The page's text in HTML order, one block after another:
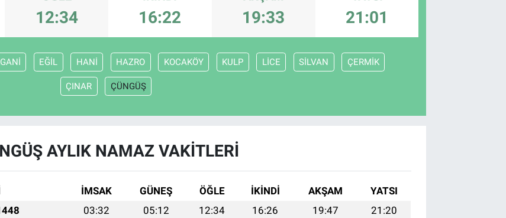
12:34 16:22 19:33 21:01
EĞİL HANİ HAZRO KOCAKÖY KULP LİCE SİLVAN ÇERMİK
ÇINAR ÇÜNGÜŞ
AYLIK NAMAZ VAKITLERI
İMSAK GÜNEŞ ÖĞLE İKINDI AKŞAM
YATSI
03:32 05:12 12:34 16:26 19:47
21:20